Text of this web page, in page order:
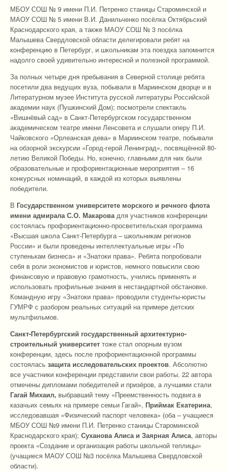
МБОУ СОШ № 9 имени П.И. Петренко станицы Староминской и
МАОУ СОШ № 5 имени В.И. Данильченко посёлка Октябрьский
Краснодарского края, а также МАОУ СОШ № 3 посёлка
Малышева Свердловской области делегировали ребят на
конференцию в Петербург, и школьникам эта поездка запомнится
надолго своей удивительно интересной и полезной программой.
За полных четыре дня пребывания в Северной столице ребята
посетили два ведущих вуза, побывали в Мариинском дворце и в
Литературном музее Института русской литературы Российской
академии наук (Пушкинский Дом); посмотрели спектакль
«Вишнёвый сад» в Санкт-Петербургском государственном
академическом театре имени Ленсовета и слушали оперу П.И.
Чайковского «Орлеанская дева» в Мариинском театре, побывали
на обзорной экскурсии «Город-герой Ленинград», посвящённой 80-
летию Великой Победы. Но, конечно, главными для них были
образовательные и профориентационные мероприятия – 16
конкурсных номинаций, в каждой из которых выявлены
победители.
В Государственном университете морского и речного флота
имени адмирала С.О. Макарова для участников конференции
состоялась профориентационно-просветительская программа
«Высшая школа Санкт-Петербурга – школьникам регионов
России» и были проведены интеллектуальные игры «По
ступенькам бизнеса» и «Знатоки права». Ребята попробовали
себя в роли экономистов и юристов, немного повысили свою
финансовую и правовую грамотность, учились применять и
использовать профильные знания в нестандартной обстановке.
Командную игру «Знатоки права» проводили студенты-юристы
ГУМРФ с разбором реальных ситуаций на примере детских
мультфильмов.
Санкт-Петербургский государственный архитектурно-
строительный университет тоже стал опорным вузом
конференции, здесь после профориентационной программы
состоялась защита исследовательских проектов. Абсолютно
все участники конференции представили свои работы. 22 автора
отмечены дипломами победителей и призёров, а лучшими стали
Гагай Михаил, выбравший тему «Преемственность подвига в
казачьих семьях на примере семьи Гагай», Приймак Екатерина,
исследовавшая «Физический паспорт человека» (оба – учащиеся
МБОУ СОШ №9 имени П.И. Петренко станицы Староминской
Краснодарского края); Суханова Алиса и Заярная Алиса, авторы
проекта «Создание и организация работы школьной теплицы»
(учащиеся МАОУ СОШ №3 посёлка Малышева Свердловской
области).